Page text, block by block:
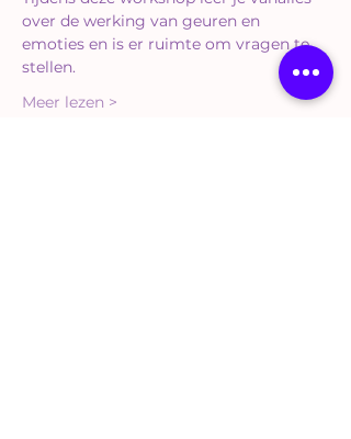
over de werking van geuren en
emoties en is er ruimte om vragen te
stellen.
Meer lezen >